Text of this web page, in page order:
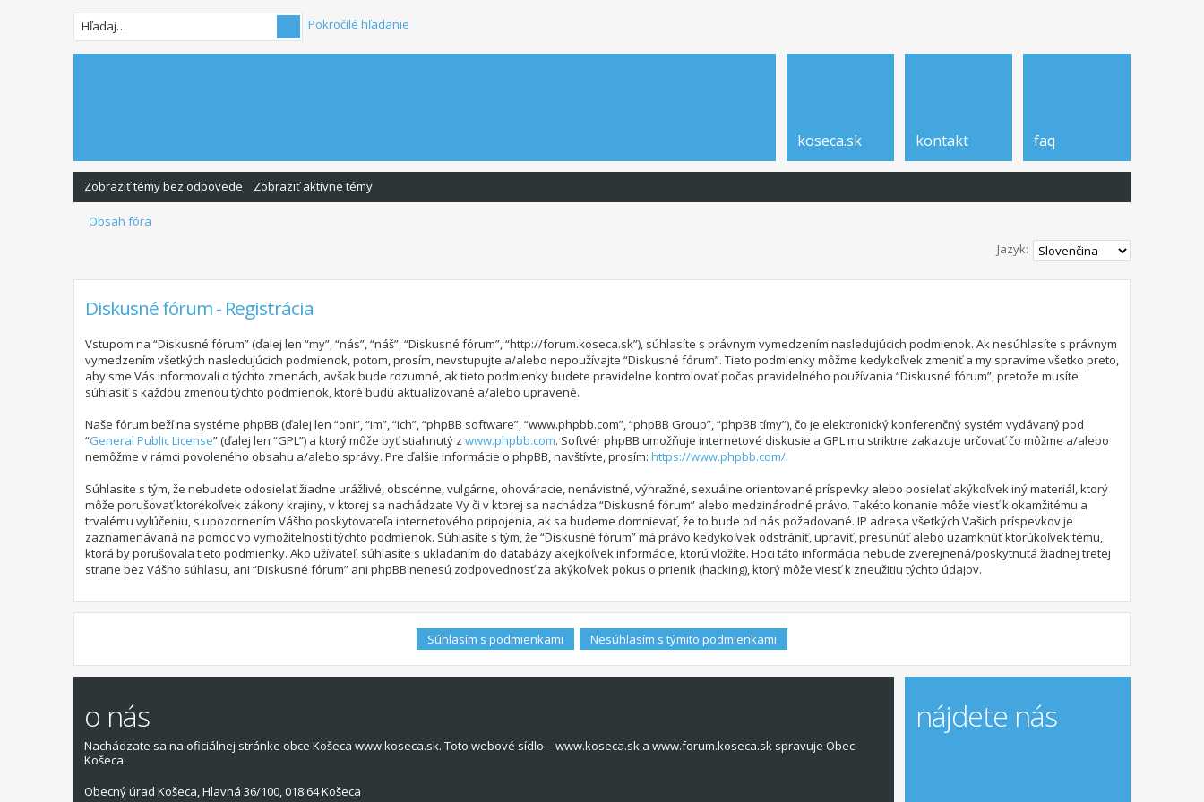
Pokročilé hľadanie
koseca.sk kontakt faq
Zobraziť témy bez odpovede Zobraziť aktívne témy
Obsah fóra
Jazyk:
Diskusné fórum - Registrácia
Vstupom na “Diskusné fórum” (ďalej len “my”, “nás”, “náš”, “Diskusné fórum”, “http://forum.koseca.sk”), súhlasíte s právnym vymedzením nasledujúcich podmienok. Ak nesúhlasíte s právnym
vymedzením všetkých nasledujúcich podmienok, potom, prosím, nevstupujte a/alebo nepoužívajte “Diskusné fórum”. Tieto podmienky môžme kedykoľvek zmeniť a my spravíme všetko preto,
aby sme Vás informovali o týchto zmenách, avšak bude rozumné, ak tieto podmienky budete pravidelne kontrolovať počas pravidelného používania “Diskusné fórum”, pretože musíte
súhlasiť s každou zmenou týchto podmienok, ktoré budú aktualizované a/alebo upravené.
Naše fórum beží na systéme phpBB (ďalej len “oni”, “im”, “ich”, “phpBB software”, “www.phpbb.com”, “phpBB Group”, “phpBB tímy”), čo je elektronický konferenčný systém vydávaný pod
“General Public License” (ďalej len “GPL”) a ktorý môže byť stiahnutý z www.phpbb.com. Softvér phpBB umožňuje internetové diskusie a GPL mu striktne zakazuje určovať čo môžme a/alebo
nemôžme v rámci povoleného obsahu a/alebo správy. Pre ďalšie informácie o phpBB, navštívte, prosím: https://www.phpbb.com/.
Súhlasíte s tým, že nebudete odosielať žiadne urážlivé, obscénne, vulgárne, ohováracie, nenávistné, výhražné, sexuálne orientované príspevky alebo posielať akýkoľvek iný materiál, ktorý
môže porušovať ktorékoľvek zákony krajiny, v ktorej sa nachádzate Vy či v ktorej sa nachádza “Diskusné fórum” alebo medzinárodné právo. Takéto konanie môže viesť k okamžitému a
trvalému vylúčeniu, s upozornením Vášho poskytovateľa internetového pripojenia, ak sa budeme domnievať, že to bude od nás požadované. IP adresa všetkých Vašich príspevkov je
zaznamenávaná na pomoc vo vymožiteľnosti týchto podmienok. Súhlasíte s tým, že “Diskusné fórum” má právo kedykoľvek odstrániť, upraviť, presunúť alebo uzamknúť ktorúkoľvek tému,
ktorá by porušovala tieto podmienky. Ako užívateľ, súhlasíte s ukladaním do databázy akejkoľvek informácie, ktorú vložíte. Hoci táto informácia nebude zverejnená/poskytnutá žiadnej tretej
strane bez Vášho súhlasu, ani “Diskusné fórum” ani phpBB nenesú zodpovednosť za akýkoľvek pokus o prienik (hacking), ktorý môže viesť k zneužitiu týchto údajov.
o nás
Nachádzate sa na oficiálnej stránke obce Košeca www.koseca.sk. Toto webové sídlo – www.koseca.sk a www.forum.koseca.sk spravuje Obec
Košeca.
Obecný úrad Košeca, Hlavná 36/100, 018 64 Košeca
nájdete nás